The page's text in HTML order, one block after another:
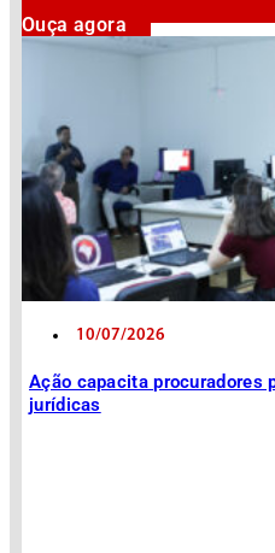
Ouça agora
10/07/2026
Ação capacita procuradores
jurídicas